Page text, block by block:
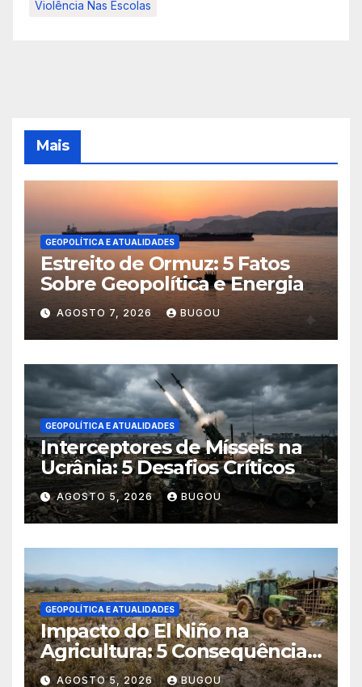
Violência Nas Escolas
Mais
GEOPOLÍTICA E ATUALIDADES
Estreito de Ormuz: 5 Fatos
Sobre Geopolítica e Energia
AGOSTO 7, 2026 BUGOU
GEOPOLÍTICA E ATUALIDADES
Interceptores de Mísseis na
Ucrânia: 5 Desafios Críticos
AGOSTO 5, 2026 BUGOU
GEOPOLÍTICA E ATUALIDADES
Impacto do El Niño na
Agricultura: 5 Consequências
Críticas
AGOSTO 5, 2026 BUGOU